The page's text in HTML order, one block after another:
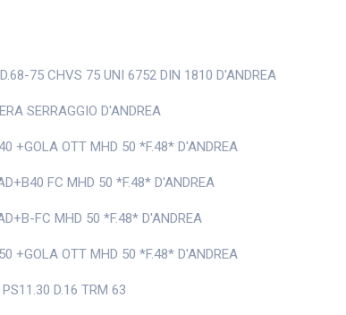
75 CHVS 75 UNI 6752 DIN 1810 D'ANDREA
SERRAGGIO D'ANDREA
+GOLA OTT MHD 50 *F.48* D'ANDREA
FC MHD 50 *F.48* D'ANDREA
FC MHD 50 *F.48* D'ANDREA
+GOLA OTT MHD 50 *F.48* D'ANDREA
D.16 TRM 63